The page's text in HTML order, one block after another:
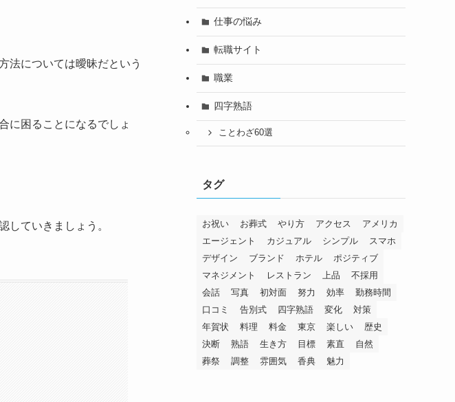
法については曖昧だという
に困ることになるでしょ
していきましょう。
仕事の悩み
転職サイト
職業
四字熟語
ことわざ60選
タグ
お祝い お葬式 やり方 アクセス
アメリカ
エージェント
カジュアル シンプル
スマホ
デザイン
ブランド ホテル
ポジティブ
マネジメント
レストラン 上品
不採用
会話
写真 初対面 努力 効率
勤務時間
口コミ
告別式 四字熟語 変化
対策
年賀状
料理 料金 東京 楽しい
歴史
決断
熟語 生き方 目標 素直
自然
葬祭
調整 雰囲気 香典 魅力